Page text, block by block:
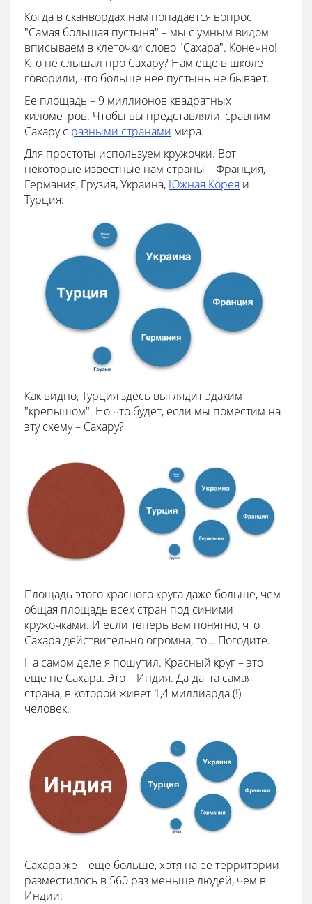
Когда в сканвордах нам попадается вопрос
"Самая большая пустыня" – мы с умным видом
вписываем в клеточки слово "Сахара". Конечно!
Кто не слышал про Сахару? Нам еще в школе
говорили, что больше нее пустынь не бывает.
Ее площадь – 9 миллионов квадратных
километров. Чтобы вы представляли, сравним
Сахару с разными странами мира.
Для простоты используем кружочки. Вот
некоторые известные нам страны – Франция,
Германия, Грузия, Украина, Южная Корея и
Турция:
Как видно, Турция здесь выглядит эдаким
"крепышом". Но что будет, если мы поместим на
эту схему – Сахару?
Площадь этого красного круга даже больше, чем
общая площадь всех стран под синими
кружочками. И если теперь вам понятно, что
Сахара действительно огромна, то... Погодите.
На самом деле я пошутил. Красный круг – это
еще не Сахара. Это – Индия. Да-да, та самая
страна, в которой живет 1,4 миллиарда (!)
человек.
Сахара же – еще больше, хотя на ее территории
разместилось в 560 раз меньше людей, чем в
Индии: